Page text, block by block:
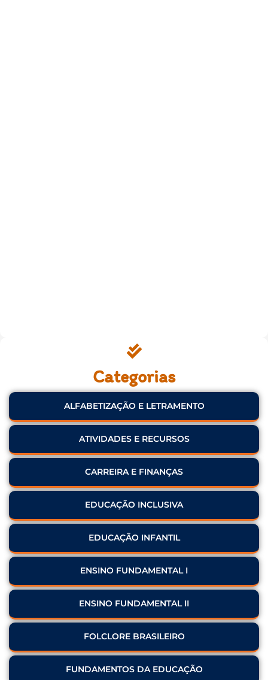
Categorias
ALFABETIZAÇÃO E LETRAMENTO
ATIVIDADES E RECURSOS
CARREIRA E FINANÇAS
EDUCAÇÃO INCLUSIVA
EDUCAÇÃO INFANTIL
ENSINO FUNDAMENTAL I
ENSINO FUNDAMENTAL II
FOLCLORE BRASILEIRO
FUNDAMENTOS DA EDUCAÇÃO